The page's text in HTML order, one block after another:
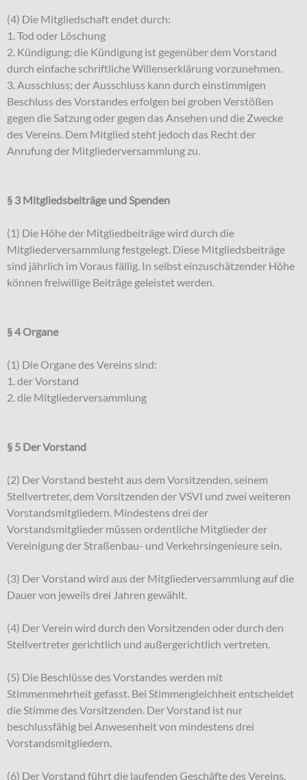
(4) Die Mitgliedschaft endet durch:
1. Tod oder Löschung
2. Kündigung; die Kündigung ist gegenüber dem Vorstand
durch einfache schriftliche Willenserklärung vorzunehmen.
3. Ausschluss; der Ausschluss kann durch einstimmigen
Beschluss des Vorstandes erfolgen bei groben Verstößen
gegen die Satzung oder gegen das Ansehen und die Zwecke
des Vereins. Dem Mitglied steht jedoch das Recht der
Anrufung der Mitgliederversammlung zu.
§ 3 Mitgliedsbeiträge und Spenden
(1) Die Höhe der Mitgliedbeiträge wird durch die
Mitgliederversammlung festgelegt. Diese Mitgliedsbeiträge
sind jährlich im Voraus fällig. In selbst einzuschätzender Höhe
können freiwillige Beiträge geleistet werden.
§ 4 Organe
(1) Die Organe des Vereins sind:
1. der Vorstand
2. die Mitgliederversammlung
§ 5 Der Vorstand
(2) Der Vorstand besteht aus dem Vorsitzenden, seinem
Stellvertreter, dem Vorsitzenden der VSVI und zwei weiteren
Vorstandsmitgliedern. Mindestens drei der
Vorstandsmitglieder müssen ordentliche Mitglieder der
Vereinigung der Straßenbau- und Verkehrsingenieure sein.
(3) Der Vorstand wird aus der Mitgliederversammlung auf die
Dauer von jeweils drei Jahren gewählt.
(4) Der Verein wird durch den Vorsitzenden oder durch den
Stellvertreter gerichtlich und außergerichtlich vertreten.
(5) Die Beschlüsse des Vorstandes werden mit
Stimmenmehrheit gefasst. Bei Stimmengleichheit entscheidet
die Stimme des Vorsitzenden. Der Vorstand ist nur
beschlussfähig bei Anwesenheit von mindestens drei
Vorstandsmitgliedern.
(6) Der Vorstand führt die laufenden Geschäfte des Vereins.